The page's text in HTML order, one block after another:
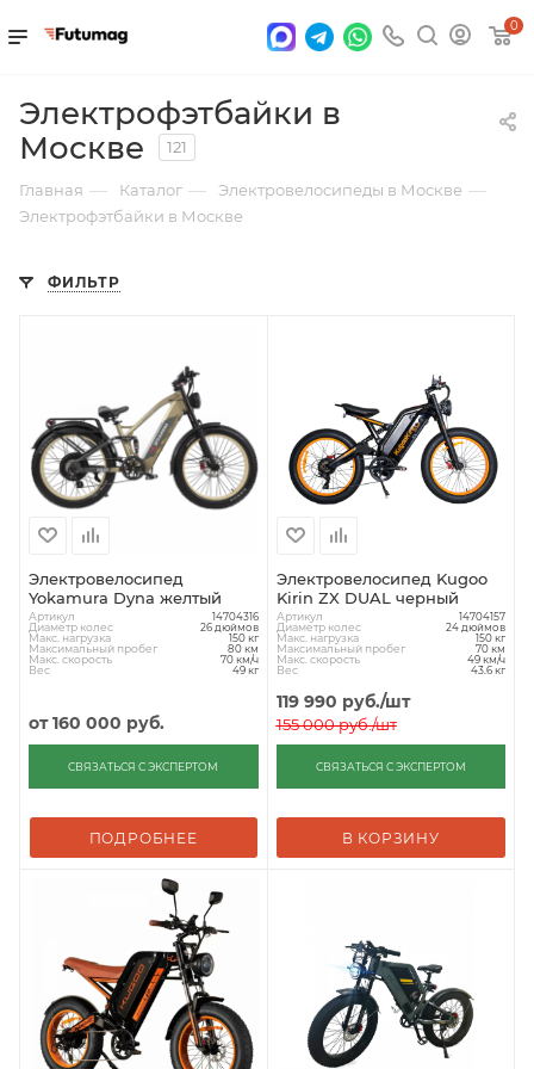
0
Электрофэтбайки в
Москве
121
Главная — Каталог — Электровелосипеды в Москве —
Электрофэтбайки в Москве
ФИЛЬТР
Электровелосипед
Yokamura Dyna желтый
Артикул 14704316
Диаметр колес 26 дюймов
Макс. нагрузка 150 кг
Максимальный пробег 80 км
Макс. скорость 70 км/ч
Вес 49 кг
от160 000 руб.
СВЯЗАТЬСЯ С ЭКСПЕРТОМ
ПОДРОБНЕЕ
Электровелосипед Kugoo
Kirin ZX DUAL черный
Артикул 14704157
Диаметр колес 24 дюймов
Макс. нагрузка 150 кг
Максимальный пробег 70 км
Макс. скорость 49 км/ч
Вес 43.6 кг
119 990 руб./шт
155 000руб./шт
СВЯЗАТЬСЯ С ЭКСПЕРТОМ
В КОРЗИНУ